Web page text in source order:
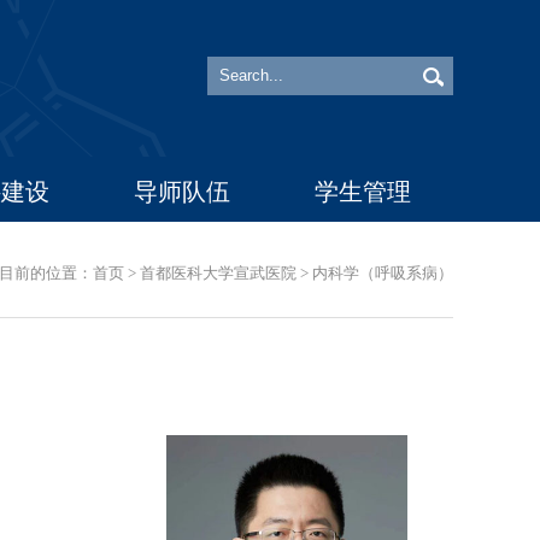
设 导师队伍 学生管理
前的位置： 首页 > 首都医科大学宣武医院 > 内科学（呼吸系病）